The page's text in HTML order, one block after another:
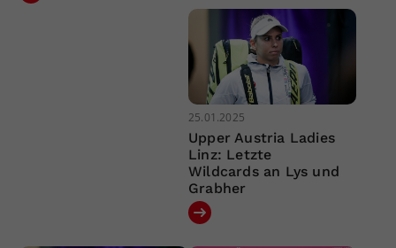
25.01.2025
Upper Austria Ladies
Linz: Letzte
Wildcards an Lys und
Grabher